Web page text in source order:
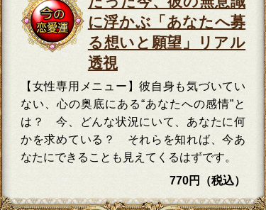
に浮かぶ「あなたへ募
る想いと願望」リアル
透視
【女性専用メニュー】彼自身も気づいてい
ない、心の奥底にある“あなたへの感情”と
は？ 今、どんな状況にいて、あなたに何
かを求めている？ それらを知れば、今あ
なたにできることも見えてくるはずです。
770円（税込）